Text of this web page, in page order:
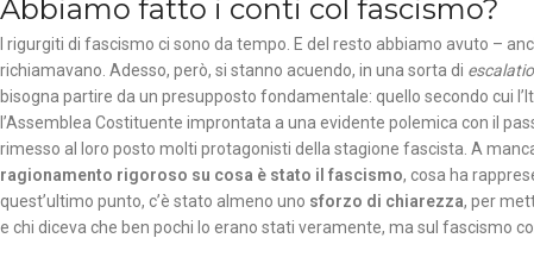
Abbiamo fatto i conti col fascismo?
I rigurgiti di fascismo ci sono da tempo. E del resto abbiamo avuto –
richiamavano. Adesso, però, si stanno acuendo, in una sorta di
bisogna partire da un presupposto fondamentale: quello secondo cui
l’Assemblea Costituente improntata a una evidente polemica con il
rimesso al loro posto molti protagonisti della stagione fascista. A
ragionamento rigoroso su cosa è stato il fascismo, cosa ha
quest’ultimo punto, c’è stato almeno uno sforzo di chiarezza, per
e chi diceva che ben pochi lo erano stati veramente, ma sul fascismo